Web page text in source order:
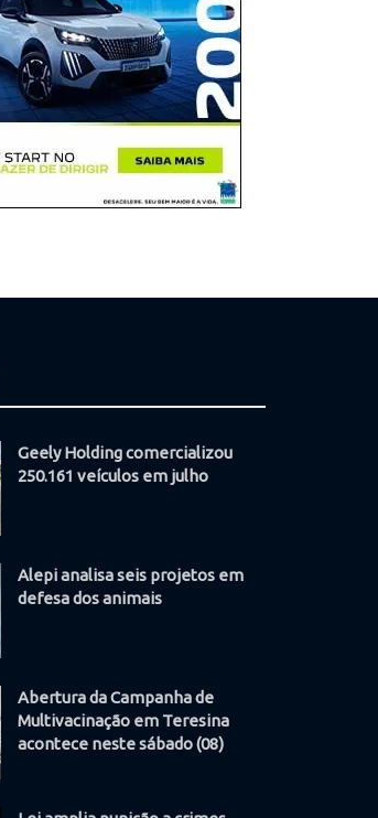
Geely Holding comercializou
250.161 veículos em julho
Alepi analisa seis projetos em
defesa dos animais
Abertura da Campanha de
Multivacinação em Teresina
acontece neste sábado (08)